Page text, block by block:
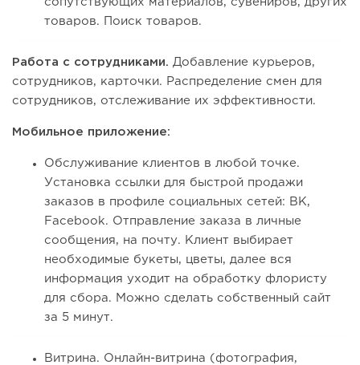
сопутствующих материалов, сувениров, других
товаров. Поиск товаров.
Работа с сотрудниками. Добавление курьеров,
сотрудников, карточки. Распределение смен для
сотрудников, отслеживание их эффективности.
Мобильное приложение:
Обслуживание клиентов в любой точке.
Установка ссылки для быстрой продажи
заказов в профиле социальных сетей: ВК,
Facebook. Отправление заказа в личные
сообщения, на почту. Клиент выбирает
необходимые букеты, цветы, далее вся
информация уходит на обработку флористу
для сбора. Можно сделать собственный сайт
за 5 минут.
Витрина. Онлайн-витрина (фотография,